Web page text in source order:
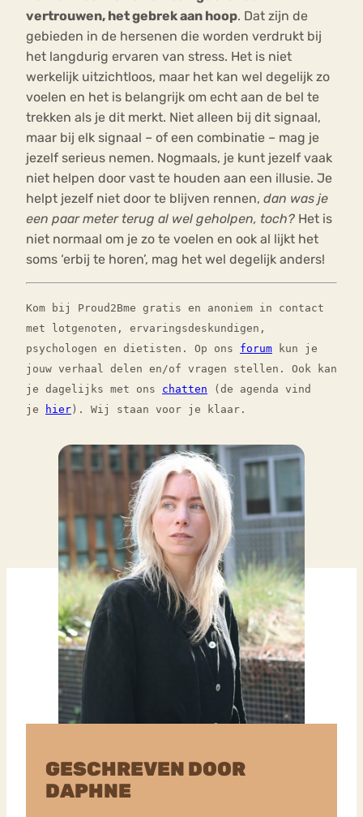
vertrouwen, het gebrek aan hoop. Dat zijn de
gebieden in de hersenen die worden verdrukt bij
het langdurig ervaren van stress. Het is niet
werkelijk uitzichtloos, maar het kan wel degelijk zo
voelen en het is belangrijk om echt aan de bel te
trekken als je dit merkt. Niet alleen bij dit signaal,
maar bij elk signaal – of een combinatie – mag je
jezelf serieus nemen. Nogmaals, je kunt jezelf vaak
niet helpen door vast te houden aan een illusie. Je
helpt jezelf niet door te blijven rennen, dan was je
een paar meter terug al wel geholpen, toch? Het is
niet normaal om je zo te voelen en ook al lijkt het
soms ‘erbij te horen’, mag het wel degelijk anders!
Kom bij Proud2Bme gratis en anoniem in contact
met lotgenoten, ervaringsdeskundigen,
psychologen en dietisten. Op ons forum kun je
jouw verhaal delen en/of vragen stellen. Ook kan
je dagelijks met ons chatten (de agenda vind
je
hier). Wij staan voor je klaar.
GESCHREVEN DOOR
DAPHNE